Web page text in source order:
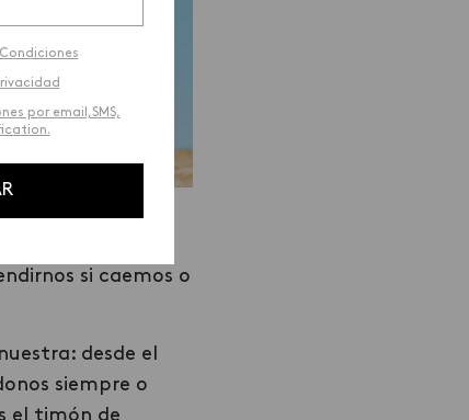
positivo, de
si caemos o
desde el
siempre o
por email,SMS,